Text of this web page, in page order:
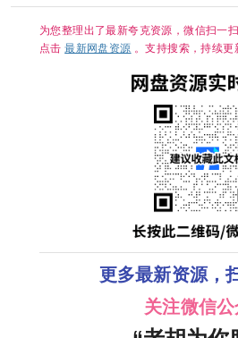
为您整理出了最新夸克资源，微信扫一
点击最新网盘资源 。支持搜索，持续更
更多最新资源，
关注微信